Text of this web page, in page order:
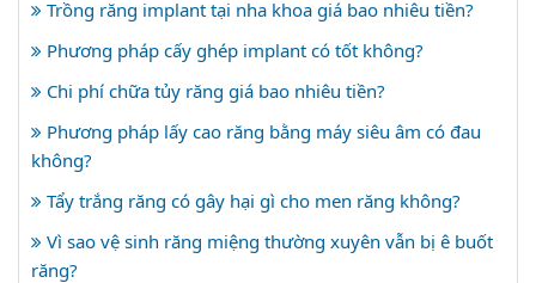
Trồng răng implant tại nha khoa giá bao nhiêu tiền?
Phương pháp cấy ghép implant có tốt không?
Chi phí chữa tủy răng giá bao nhiêu tiền?
Phương pháp lấy cao răng bằng máy siêu âm có đau
không?
Tẩy trắng răng có gây hại gì cho men răng không?
Vì sao vệ sinh răng miệng thường xuyên vẫn bị ê buốt
răng?